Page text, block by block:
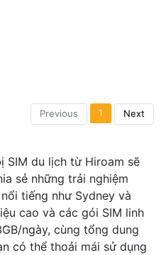
Previous 1 Next
SIM du lịch từ Hiroam sẽ
sẻ những trải nghiệm
tiếng như Sydney và
cao và các gói SIM linh
ngày, cùng tổng dung
có thể thoải mái sử dụng